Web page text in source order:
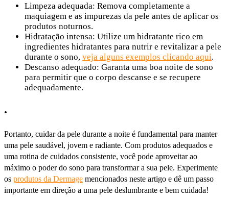
Limpeza adequada: Remova completamente a
maquiagem e as impurezas da pele antes de aplicar os
produtos noturnos.
Hidratação intensa: Utilize um hidratante rico em
ingredientes hidratantes para nutrir e revitalizar a pele
durante o sono, veja alguns exemplos clicando aqui.
Descanso adequado: Garanta uma boa noite de sono
para permitir que o corpo descanse e se recupere
adequadamente.
.
Portanto, cuidar da pele durante a noite é fundamental para manter
uma pele saudável, jovem e radiante. Com produtos adequados e
uma rotina de cuidados consistente, você pode aproveitar ao
máximo o poder do sono para transformar a sua pele. Experimente
os produtos da Dermage mencionados neste artigo e dê um passo
importante em direção a uma pele deslumbrante e bem cuidada!